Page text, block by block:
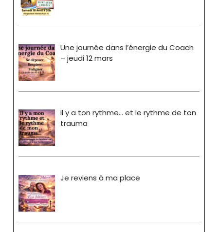
Une journée dans l’énergie du Coach
– jeudi 12 mars
Il y a ton rythme… et le rythme de ton
trauma
Je reviens à ma place